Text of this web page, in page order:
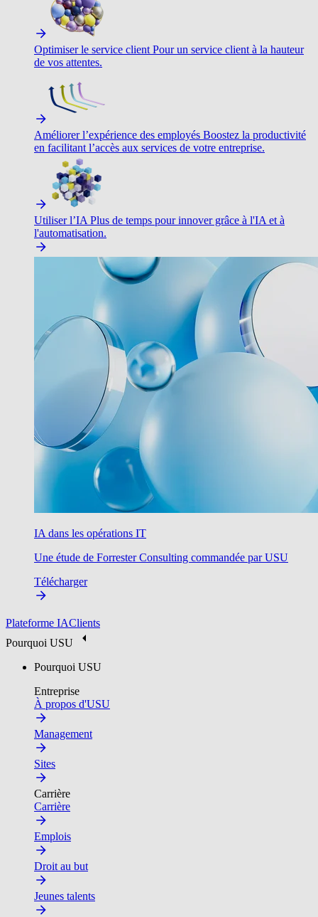
Optimiser le service client Pour un service client à la hauteur
de vos attentes.
Améliorer l’expérience des employés Boostez la productivité
en facilitant l’accès aux services de votre entreprise.
Utiliser l’IA Plus de temps pour innover grâce à l'IA et à
l'automatisation.
IA dans les opérations IT
Une étude de Forrester Consulting commandée par USU
Télécharger
Plateforme IAClients
Pourquoi USU
Pourquoi USU
Entreprise
À propos d'USU
Management
Sites
Carrière
Carrière
Emplois
Droit au but
Jeunes talents